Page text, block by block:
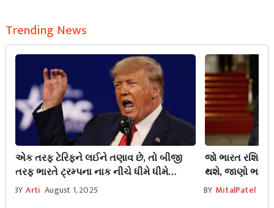
Trending News
એક તરફ ટેરિફને લઈને તણાવ છે, તો બીજી
તરફ ભારતે ટ્રમ્પના નાક નીચે ધીમે ધીમે
અમેરિકામાં એક મોટી ‘રમત’ રમી
BY Arti August 1, 2025
જો ભારત
થશે, જાણો ભારત
રહ્યું છે?
BY MitalPatel